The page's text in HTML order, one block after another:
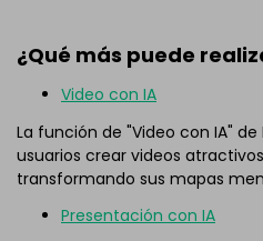
¿Qué más puede
Video con IA
La función de "Video con IA"
usuarios crear videos
transformando sus mapas
Presentación con IA